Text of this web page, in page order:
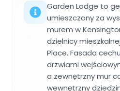
Garden Lodge to
umieszczony za
murem w
dzielnicy
Place. Fasada
drzwiami
a zewnętrzny mur
wewnętrzny